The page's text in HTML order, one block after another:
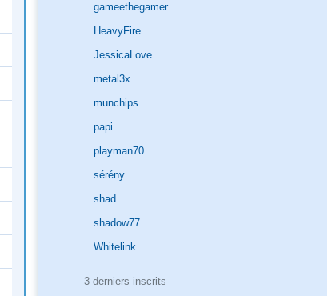
gameethegamer
HeavyFire
JessicaLove
metal3x
munchips
papi
playman70
sérény
shad
shadow77
Whitelink
3 derniers inscrits